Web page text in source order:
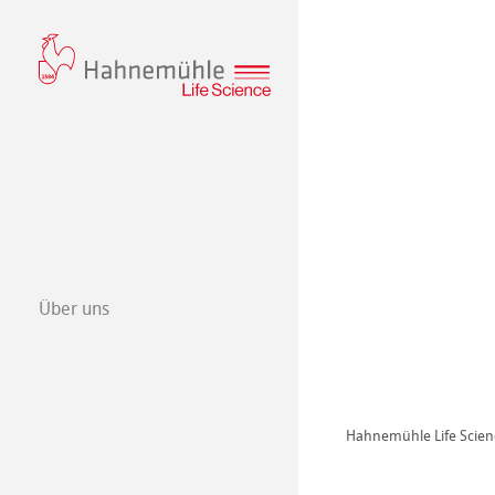
Über uns
Hahnemühle Life